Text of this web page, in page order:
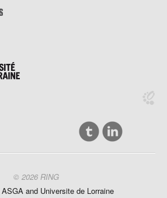
© 2026 RING
ASGA and Universitede Lorraine